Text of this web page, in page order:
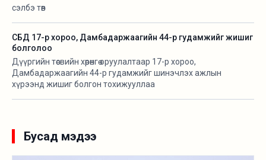
сэлбэ төв
СБД 17-р хороо, Дамбадаржаагийн 44-р гудамжийг жишиг
болголоо
Дүүргийн төсвийн хөрөнгө оруулалтаар 17-р хороо,
Дамбадаржаагийн 44-р гудамжийг шинэчлэх ажлын
хүрээнд жишиг болгон тохижууллаа
Бусад мэдээ